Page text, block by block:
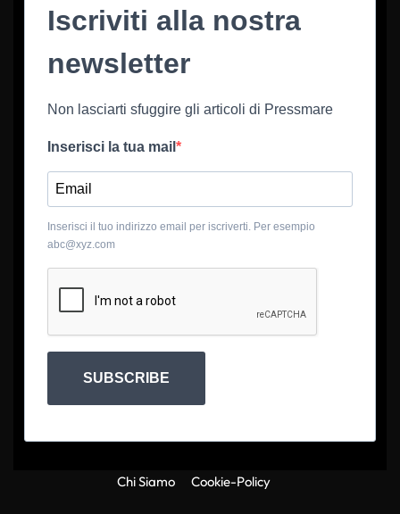
Iscriviti alla nostra
newsletter
Non lasciarti sfuggire gli articoli di Pressmare
Inserisci la tua mail
Inserisci il tuo indirizzo email per iscriverti. Per esempio
abc@xyz.com
SUBSCRIBE
Chi Siamo Cookie-Policy